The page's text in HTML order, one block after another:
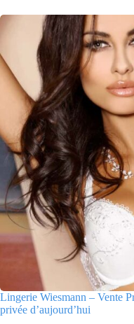
Lingerie Wiesmann – Vente
privée d’aujourd’hui